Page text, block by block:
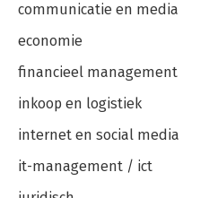
communicatie en media
economie
financieel management
inkoop en logistiek
internet en social media
it-management / ict